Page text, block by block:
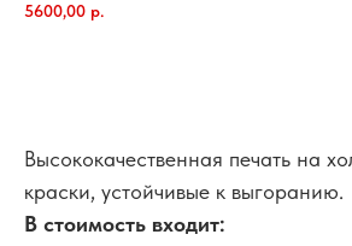
5600,00 р.
Высококачественная печать на
краски, устойчивые к выгоранию.
В стоимость входит: